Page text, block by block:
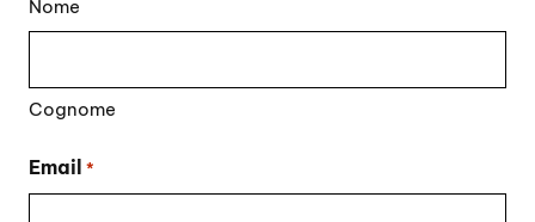
Nome
Cognome
Email *